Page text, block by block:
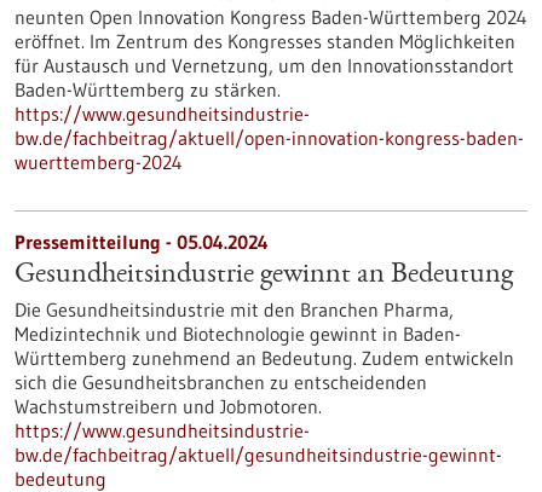
neunten Open Innovation Kongress Baden-Württemberg 2024
eröffnet. Im Zentrum des Kongresses standen Möglichkeiten
für Austausch und Vernetzung, um den Innovationsstandort
Baden-Württemberg zu stärken.
https://www.gesundheitsindustrie-
bw.de/fachbeitrag/aktuell/open-innovation-kongress-baden-
wuerttemberg-2024
Pressemitteilung - 05.04.2024
Gesundheitsindustrie gewinnt an Bedeutung
Die Gesundheitsindustrie mit den Branchen Pharma,
Medizintechnik und Biotechnologie gewinnt in Baden-
Württemberg zunehmend an Bedeutung. Zudem entwickeln
sich die Gesundheitsbranchen zu entscheidenden
Wachstumstreibern und Jobmotoren.
https://www.gesundheitsindustrie-
bw.de/fachbeitrag/aktuell/gesundheitsindustrie-gewinnt-
bedeutung